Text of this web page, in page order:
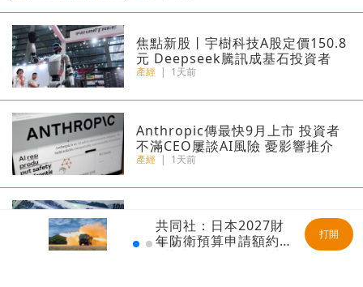
焦點新股丨宇樹科技A股定價150.8
元 Deepseek騰訊成基石投資者
產經 | 1天前
Anthropic傳最快9月上市 投資者
不滿CEO屢談AI風險 憂影響推介
產經 | 1天前
日本4月底斥6.28萬億日圓干預匯
市 破單日紀錄
產經 |1天前
共同社：日本2027財
年防衛預算申請額約8.
9萬億日元 創歷史新
打開